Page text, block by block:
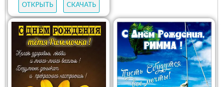
ОТКРЫТЬ СКАЧАТЬ